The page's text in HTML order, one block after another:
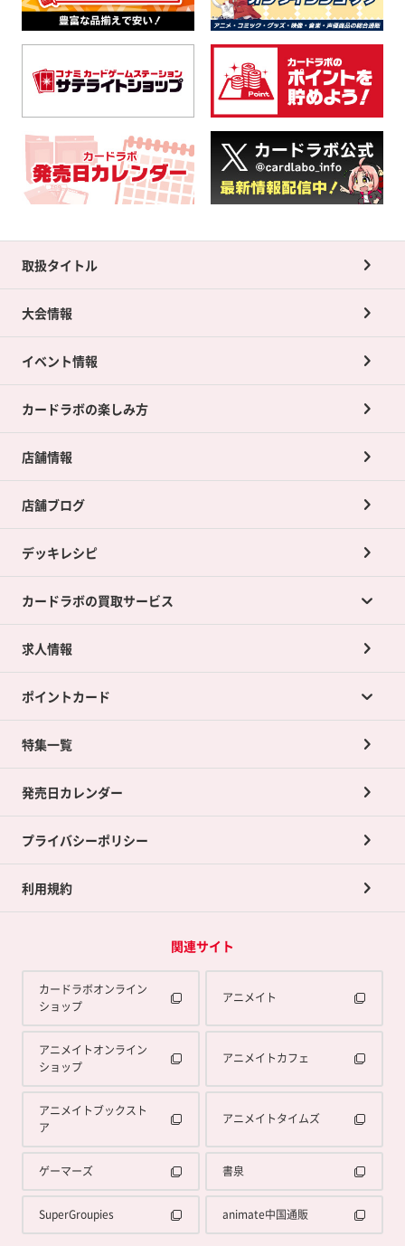
取扱タイトル
大会情報
イベント情報
カードラボの楽しみ方
店舗情報
店舗ブログ
デッキレシピ
カードラボの買取サービス
カードラボの買取サービスTOP
店舗買取について
ネット買取について
買取承諾書について
求人情報
ポイントカード
ポイントカードTOP
ポイント交換景品
特集一覧
発売日カレンダー
プライバシーポリシー
利用規約
関連サイト
カードラボオンライン
ショップ
アニメイト
アニメイトオンライン
ショップ
アニメイトカフェ
アニメイトブックスト
ア
アニメイトタイムズ
ゲーマーズ 書泉
SuperGroupies animate中国通販